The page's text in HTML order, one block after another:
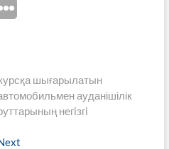
шығарылатын
ауданішілік
негiзгi